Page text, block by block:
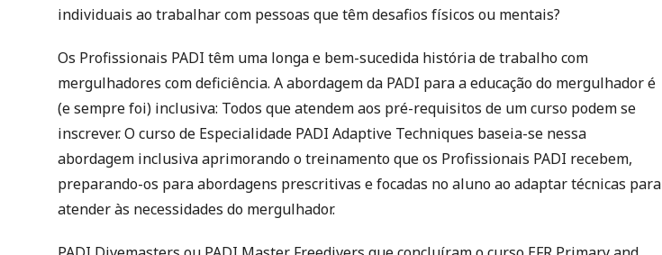
individuais ao trabalhar com pessoas que têm desafios físicos ou mentais?
Os Profissionais PADI têm uma longa e bem-sucedida história de trabalho com
mergulhadores com deficiência. A abordagem da PADI para a educação do mergulhador é
(e sempre foi) inclusiva: Todos que atendem aos pré-requisitos de um curso podem se
inscrever. O curso de Especialidade PADI Adaptive Techniques baseia-se nessa
abordagem inclusiva aprimorando o treinamento que os Profissionais PADI recebem,
preparando-os para abordagens prescritivas e focadas no aluno ao adaptar técnicas para
atender às necessidades do mergulhador.